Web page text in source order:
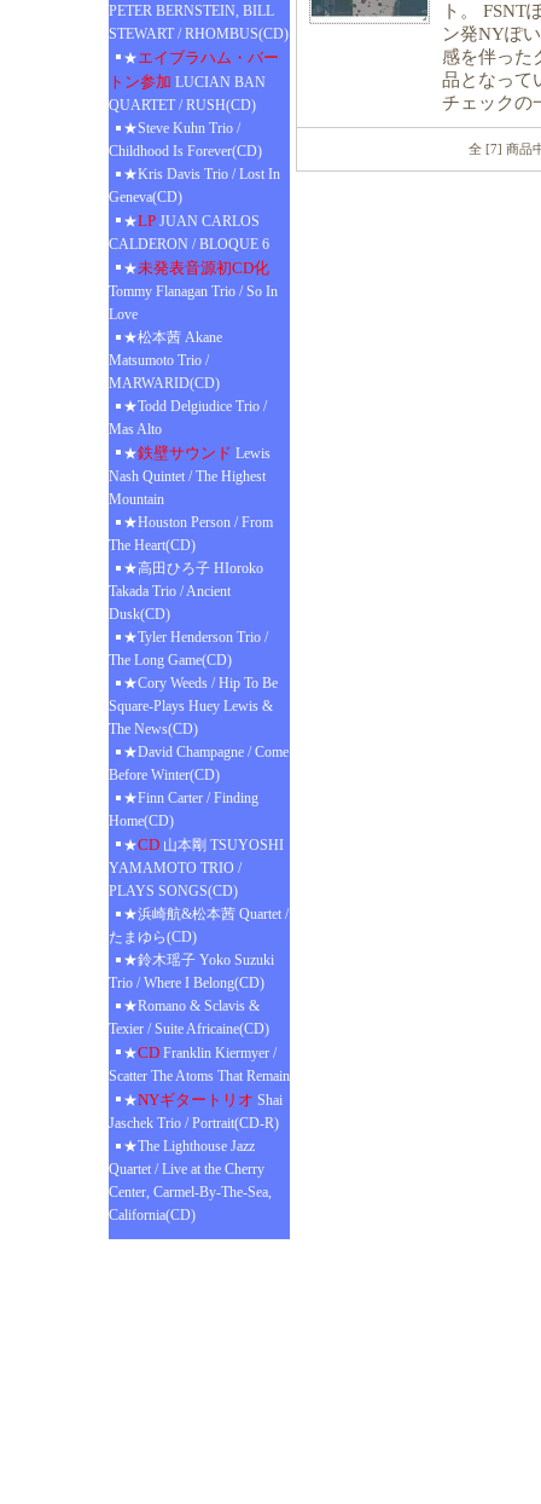
PETER BERNSTEIN, BILL
STEWART / RHOMBUS(CD)
★エイブラハム・バー
トン参加 LUCIAN BAN
QUARTET / RUSH(CD)
★Steve Kuhn Trio /
Childhood Is Forever(CD)
★Kris Davis Trio / Lost In
Geneva(CD)
★LP JUAN CARLOS
CALDERON / BLOQUE 6
★未発表音源初CD化
Tommy Flanagan Trio / So In
Love
★松本茜 Akane
Matsumoto Trio /
MARWARID(CD)
★Todd Delgiudice Trio /
Mas Alto
★鉄壁サウンド Lewis
Nash Quintet / The Highest
Mountain
★Houston Person / From
The Heart(CD)
★高田ひろ子 HIoroko
Takada Trio / Ancient
Dusk(CD)
★Tyler Henderson Trio /
The Long Game(CD)
★Cory Weeds / Hip To Be
Square-Plays Huey Lewis &
The News(CD)
★David Champagne / Come
Before Winter(CD)
★Finn Carter / Finding
Home(CD)
★CD 山本剛 TSUYOSHI
YAMAMOTO TRIO /
PLAYS SONGS(CD)
★浜崎航&松本茜 Quartet /
たまゆら(CD)
★鈴木瑶子 Yoko Suzuki
Trio / Where I Belong(CD)
★Romano & Sclavis &
Texier / Suite Africaine(CD)
★CD Franklin Kiermyer /
Scatter The Atoms That Remain
★NYギタートリオ Shai
Jaschek Trio / Portrait(CD-R)
★The Lighthouse Jazz
Quartet / Live at the Cherry
Center, Carmel-By-The-Sea,
California(CD)
ト。 FSNT
ン発NYぽ
感を伴った
品となって
チェックの
全 [7] 商品